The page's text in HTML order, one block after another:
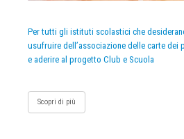
Per tutti gli istituti scolastici che
usufruire dell’associazione delle carte dei
e aderire al progetto Club e Scuola
Scopri di più